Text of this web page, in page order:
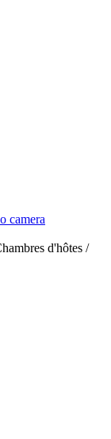
d'hôtes /